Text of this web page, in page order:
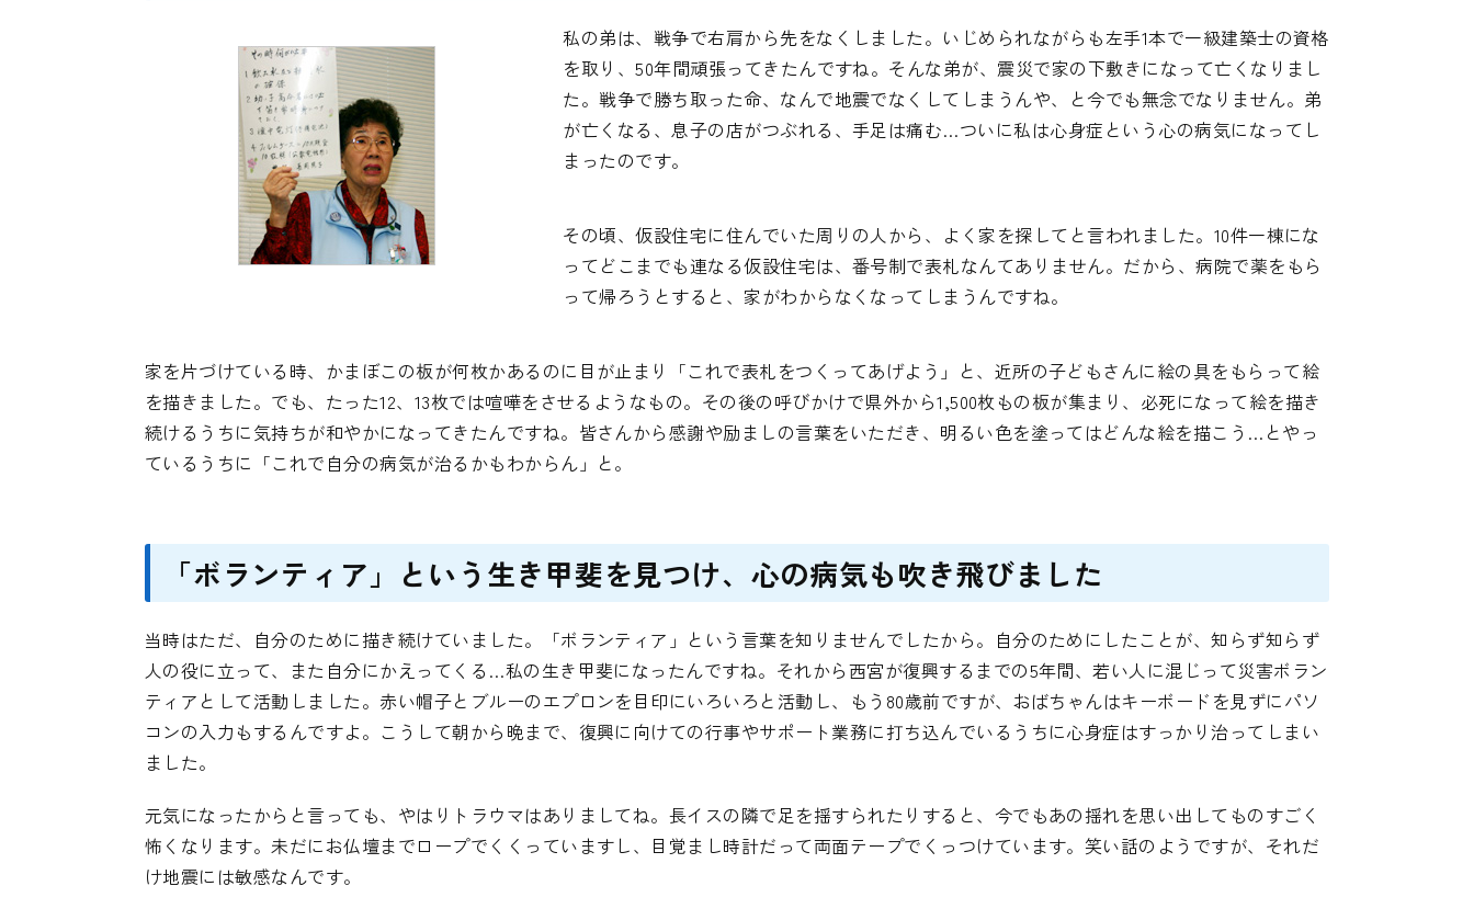
私の弟は、戦争で右肩から先をなくしました。いじめられながらも左手1本で一級建築士の資格
を取り、50年間頑張ってきたんですね。そんな弟が、震災で家の下敷きになって亡くなりまし
た。戦争で勝ち取った命、なんで地震でなくしてしまうんや、と今でも無念でなりません。弟
が亡くなる、息子の店がつぶれる、手足は痛む…ついに私は心身症という心の病気になってし
まったのです。
その頃、仮設住宅に住んでいた周りの人から、よく家を探してと言われました。10件一棟にな
ってどこまでも連なる仮設住宅は、番号制で表札なんてありません。だから、病院で薬をもら
って帰ろうとすると、家がわからなくなってしまうんですね。
家を片づけている時、かまぼこの板が何枚かあるのに目が止まり「これで表札をつくってあげよう」と、近所の子どもさんに絵の具をもらって絵
を描きました。でも、たった12、13枚では喧嘩をさせるようなもの。その後の呼びかけで県外から1,500枚もの板が集まり、必死になって絵を描き
続けるうちに気持ちが和やかになってきたんですね。皆さんから感謝や励ましの言葉をいただき、明るい色を塗ってはどんな絵を描こう…とやっ
ているうちに「これで自分の病気が治るかもわからん」と。
「ボランティア」という生き甲斐を見つけ、心の病気も吹き飛びました
当時はただ、自分のために描き続けていました。「ボランティア」という言葉を知りませんでしたから。自分のためにしたことが、知らず知らず
人の役に立って、また自分にかえってくる…私の生き甲斐になったんですね。それから西宮が復興するまでの5年間、若い人に混じって災害ボラン
ティアとして活動しました。赤い帽子とブルーのエプロンを目印にいろいろと活動し、もう80歳前ですが、おばちゃんはキーボードを見ずにパソ
コンの入力もするんですよ。こうして朝から晩まで、復興に向けての行事やサポート業務に打ち込んでいるうちに心身症はすっかり治ってしまい
ました。
元気になったからと言っても、やはりトラウマはありましてね。長イスの隣で足を揺すられたりすると、今でもあの揺れを思い出してものすごく
怖くなります。未だにお仏壇までロープでくくっていますし、目覚まし時計だって両面テープでくっつけています。笑い話のようですが、それだ
け地震には敏感なんです。